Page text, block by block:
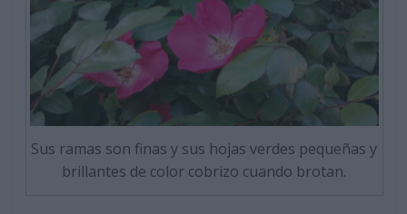
Sus ramas son finas y sus hojas verdes pequeñas y
brillantes de color cobrizo cuando brotan.